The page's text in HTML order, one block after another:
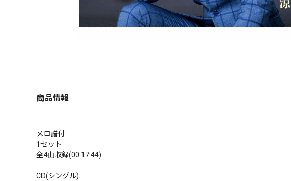
商品情報
メロ譜付
1セット
全4曲収録(00:17:44)
CD(シングル)